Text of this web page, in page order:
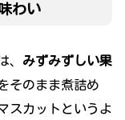
わい
、 みずみずしい果
そのまま煮詰め
スカットというよ